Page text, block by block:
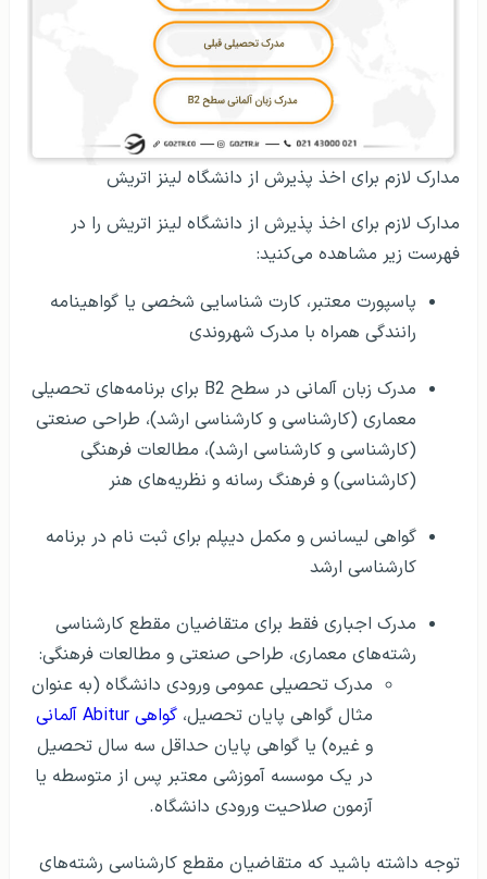
مدارک لازم برای اخذ پذیرش از دانشگاه لینز اتریش
مدارک لازم برای اخذ پذیرش از دانشگاه لینز اتریش را در
فهرست زیر مشاهده می‌کنید:
پاسپورت معتبر، کارت شناسایی شخصی یا گواهینامه
رانندگی همراه با مدرک شهروندی
مدرک زبان آلمانی در سطح B2 برای برنامه‌های تحصیلی
معماری (کارشناسی و کارشناسی ارشد)، طراحی صنعتی
(کارشناسی و کارشناسی ارشد)، مطالعات فرهنگی
(کارشناسی) و فرهنگ رسانه و نظریه‌های هنر
گواهی لیسانس و مکمل دیپلم برای ثبت نام در برنامه
کارشناسی ارشد
مدرک اجباری فقط برای متقاضیان مقطع کارشناسی
رشته‌های معماری، طراحی صنعتی و مطالعات فرهنگی:
مدرک تحصیلی عمومی ورودی دانشگاه (به عنوان
مثال گواهی پایان تحصیل، گواهی Abitur آلمانی
و غیره) یا گواهی پایان حداقل سه سال تحصیل
در یک موسسه آموزشی معتبر پس از متوسطه یا
آزمون صلاحیت ورودی دانشگاه.
توجه داشته باشید که متقاضیان مقطع کارشناسی رشته‌های